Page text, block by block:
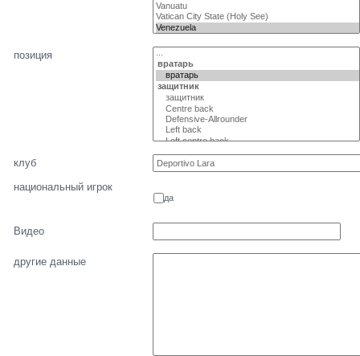
позиция
клуб
национальный игрок
да
Видео
другие данные